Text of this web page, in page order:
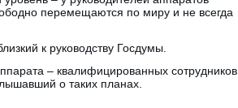
перемещаются по миру и не всегда
к руководству Госдумы.
– квалифицированных сотрудников
о таких планах.